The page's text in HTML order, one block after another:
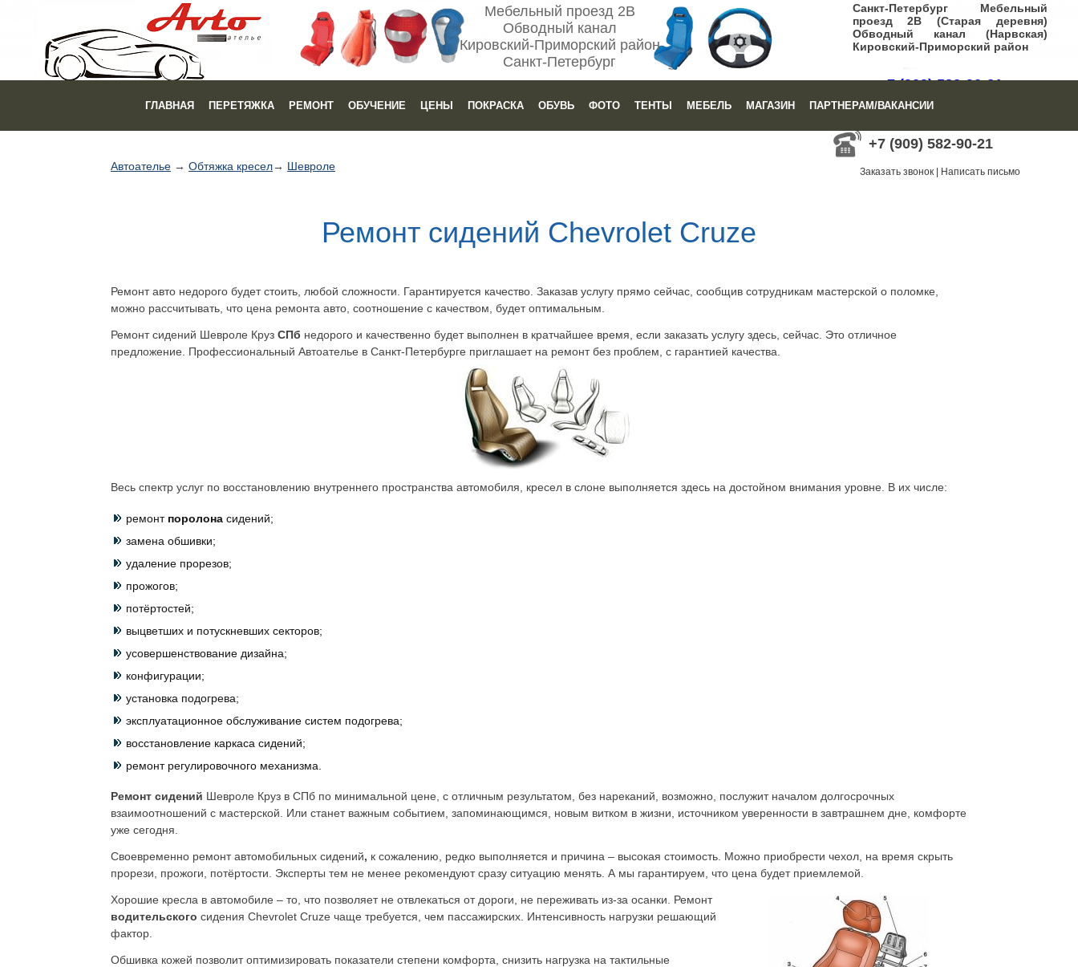
Мебельный проезд 2В
Обводный канал
Кировский-Приморский район
Санкт-Петербург
Санкт-Петербург Мебельный
проезд 2В (Старая деревня)
Обводный канал (Нарвская)
Кировский-Приморский район
+7 (909) 582-90-21
Заказать звонок|Написать письмо
+7 (909) 582-90-21
Заказать звонок Написать письмо
ГЛАВНАЯ ПЕРЕТЯЖКА РЕМОНТ ОБУЧЕНИЕ ЦЕНЫ ПОКРАСКА ОБУВЬ ФОТО ТЕНТЫ МЕБЕЛЬ МАГАЗИН ПАРТНЕРАМ/ВАКАНСИИ
Автоателье → Обтяжка кресел→ Шевроле
Ремонт сидений Chevrolet Cruze
Ремонт авто недорого будет стоить, любой сложности. Гарантируется качество. Заказав услугу прямо сейчас, сообщив сотрудникам мастерской о поломке,
можно рассчитывать, что цена ремонта авто, соотношение с качеством, будет оптимальным.
Ремонт сидений Шевроле Круз СПб недорого и качественно будет выполнен в кратчайшее время, если заказать услугу здесь, сейчас. Это отличное
предложение. Профессиональный Автоателье в Санкт-Петербурге приглашает на ремонт без проблем, с гарантией качества.
Весь спектр услуг по восстановлению внутреннего пространства автомобиля, кресел в слоне выполняется здесь на достойном внимания уровне. В их числе:
ремонтпоролона сидений;
замена обшивки;
удаление прорезов;
прожогов;
потёртостей;
выцветших и потускневших секторов;
усовершенствование дизайна;
конфигурации;
установка подогрева;
эксплуатационное обслуживание систем подогрева;
восстановление каркаса сидений;
ремонт регулировочного механизма.
Ремонт сидений Шевроле Круз в СПб по минимальной цене, с отличным результатом, без нареканий, возможно, послужит началом долгосрочных
взаимоотношений с мастерской. Или станет важным событием, запоминающимся, новым витком в жизни, источником уверенности в завтрашнем дне, комфорте
уже сегодня.
Своевременно ремонт автомобильных сидений, к сожалению, редко выполняется и причина – высокая стоимость. Можно приобрести чехол, на время скрыть
прорези, прожоги, потёртости. Эксперты тем не менее рекомендуют сразу ситуацию менять. А мы гарантируем, что цена будет приемлемой.
Хорошие кресла в автомобиле – то, что позволяет не отвлекаться от дороги, не переживать из-за осанки. Ремонт
водительского сидения Chevrolet Cruze чаще требуется, чем пассажирских. Интенсивность нагрузки решающий
фактор.
Обшивка кожей позволит оптимизировать показатели степени комфорта, снизить нагрузка на тактильные